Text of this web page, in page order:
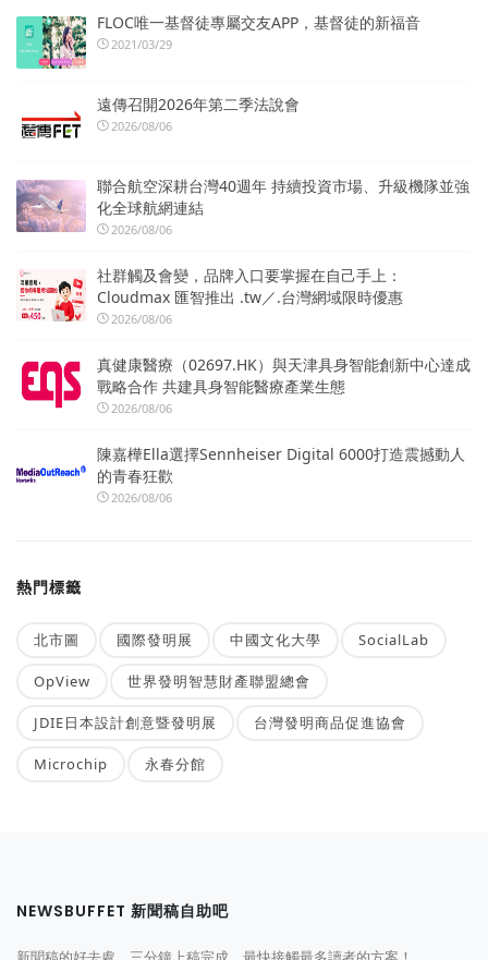
FLOC唯一基督徒專屬交友APP，基督徒的新福音
2021/03/29
遠傳召開2026年第二季法說會
2026/08/06
聯合航空深耕台灣40週年 持續投資市場、升級機隊並強
化全球航網連結
2026/08/06
社群觸及會變，品牌入口要掌握在自己手上：
Cloudmax 匯智推出 .tw／.台灣網域限時優惠
2026/08/06
真健康醫療（02697.HK）與天津具身智能創新中心達成
戰略合作 共建具身智能醫療產業生態
2026/08/06
陳嘉樺Ella選擇Sennheiser Digital 6000打造震撼動人
的青春狂歡
2026/08/06
熱門標籤
北市圖 國際發明展 中國文化大學 SocialLab
OpView 世界發明智慧財產聯盟總會
JDIE日本設計創意暨發明展 台灣發明商品促進協會
Microchip 永春分館
NEWSBUFFET 新聞稿自助吧